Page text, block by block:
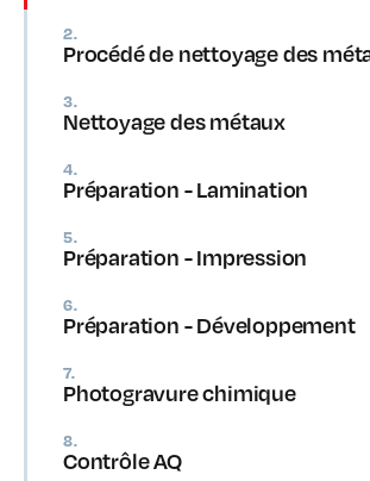
2.
Procédé de nettoyage des
3.
Nettoyage des métaux
4.
Préparation - Lamination
5.
Préparation - Impression
6.
Préparation - Développement
7.
Photogravure chimique
8.
Contrôle AQ